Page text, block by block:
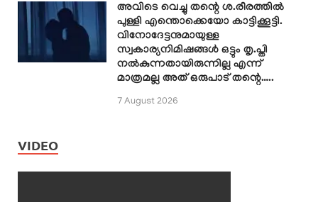
അവിടെ വെച്ചു തന്റെ ശ.രീരത്തിൽ
പുള്ളി എന്തൊക്കെയോ കാട്ടിക്കൂട്ടി.
വിനോദേട്ടനുമായുള്ള
സ്വകാര്യനിമിഷങ്ങൾ ഒട്ടും തൃ.പ്തി
നൽകുന്നതായിരുന്നില്ല എന്ന്
മാത്രമല്ല അത് ഒരുപാട് തന്റെ…..
7 August 2026
VIDEO